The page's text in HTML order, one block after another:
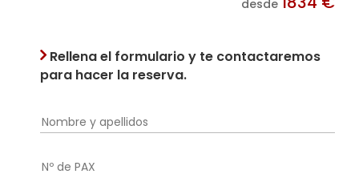
desde
Rellena el formulario y te contactaremos
para hacer la reserva.